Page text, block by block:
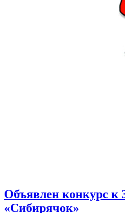
Объявлен конкурс к
«Сибирячок»